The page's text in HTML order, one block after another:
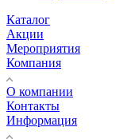
Каталог
Акции
Мероприятия
Компания
О компании
Контакты
Информация